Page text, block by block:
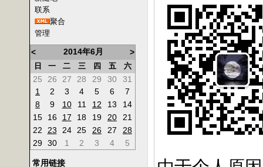
联系
聚合
管理
< 2014年6月 >
日 一 二 三 四 五 六
25 26 27 28 29 30
31
1
2 3 4 5 6
7
8
9 10 11 12 13
14
15
16 17 18 19 20
21
22
23 24 25 26 27
28
29 30 1 2 3 4 5
常用链接